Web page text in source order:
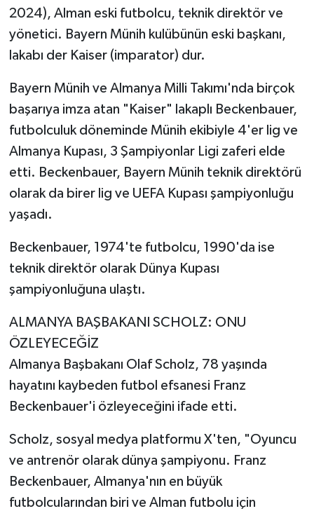
2024), Alman eski futbolcu, teknik direktör ve
yönetici. Bayern Münih kulübünün eski başkanı,
lakabı der Kaiser (imparator) dur.
Bayern Münih ve Almanya Milli Takımı'nda birçok
başarıya imza atan "Kaiser" lakaplı Beckenbauer,
futbolculuk döneminde Münih ekibiyle 4'er lig ve
Almanya Kupası, 3 Şampiyonlar Ligi zaferi elde
etti. Beckenbauer, Bayern Münih teknik direktörü
olarak da birer lig ve UEFA Kupası şampiyonluğu
yaşadı.
Beckenbauer, 1974'te futbolcu, 1990'da ise
teknik direktör olarak Dünya Kupası
şampiyonluğuna ulaştı.
ALMANYA BAŞBAKANI SCHOLZ: ONU
ÖZLEYECEĞİZ
Almanya Başbakanı Olaf Scholz, 78 yaşında
hayatını kaybeden futbol efsanesi Franz
Beckenbauer'i özleyeceğini ifade etti.
Scholz, sosyal medya platformu X'ten, "Oyuncu
ve antrenör olarak dünya şampiyonu. Franz
Beckenbauer, Almanya'nın en büyük
futbolcularından biri ve Alman futbolu için